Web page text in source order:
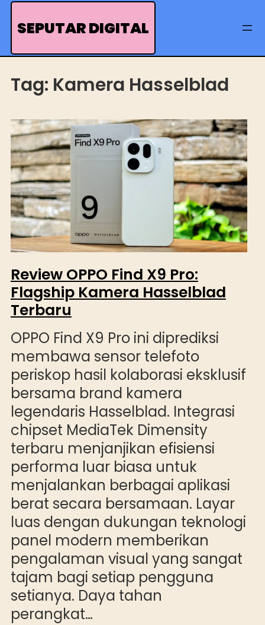
Skip
SEPUTAR DIGITAL
Tag: Kamera Hasselblad
Review OPPO Find X9 Pro:
Flagship Kamera Hasselblad
Terbaru
OPPO Find X9 Pro ini diprediksi
membawa sensor telefoto
periskop hasil kolaborasi eksklusif
bersama brand kamera
legendaris Hasselblad. Integrasi
chipset MediaTek Dimensity
terbaru menjanjikan efisiensi
performa luar biasa untuk
menjalankan berbagai aplikasi
berat secara bersamaan. Layar
luas dengan dukungan teknologi
panel modern memberikan
pengalaman visual yang sangat
tajam bagi setiap pengguna
setianya. Daya tahan
perangkat…